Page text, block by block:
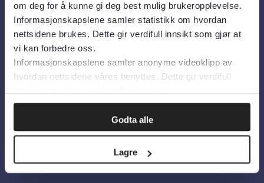
om deg for å kunne gi deg best mulig brukeropplevelse.
Informasjonskapslene samler statistikk om hvordan
nettsidene brukes. Dette gir verdifull innsikt som gjør at
vi kan forbedre oss.
Informasjonskapslene samler anonyme videoklipp av
hvordan nettsidene våres benyttes. Dette gir verdifull
Godta alle
Lagre
Om oss
Om Helsebiblioteket
Personvern og informasjonskapsler
Tilgjengelighetserklæring
Information in English